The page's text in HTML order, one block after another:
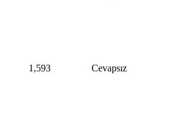
1,593 Cevapsız